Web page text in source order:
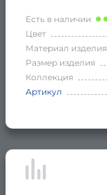
Есть в наличии
Цвет
Материал изделия
Размер изделия
Коллекция
Артикул